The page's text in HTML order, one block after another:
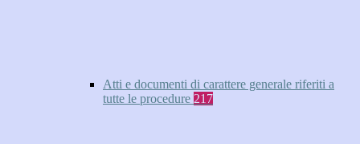
Atti e documenti di carattere generale riferiti a
tutte le procedure 217